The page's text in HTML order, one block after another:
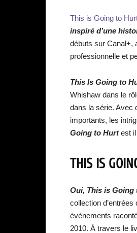
This is Going to
inspiré d’une
débuts sur Canal+,
professionnelle et
This Is Going to
Whishaw dans le
dans la série. Avec
importants, les
Going to Hurtest il
THIS IS
Oui, This is Going
collection
événements
2010. À travers le